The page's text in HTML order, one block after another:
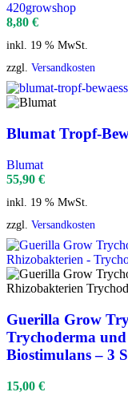
420growshop
8,80 €
inkl. 19 % MwSt.
zzgl. Versandkosten
Blumat Tropf-
Blumat
55,90 €
inkl. 19 % MwSt.
zzgl. Versandkosten
Guerilla Grow
Trychoderma
Biostimulans – 3
15,00 €